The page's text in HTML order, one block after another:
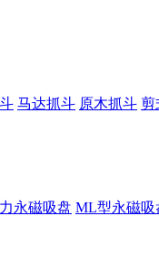
马达抓斗 原木抓斗 剪
永磁吸盘 ML型永磁吸